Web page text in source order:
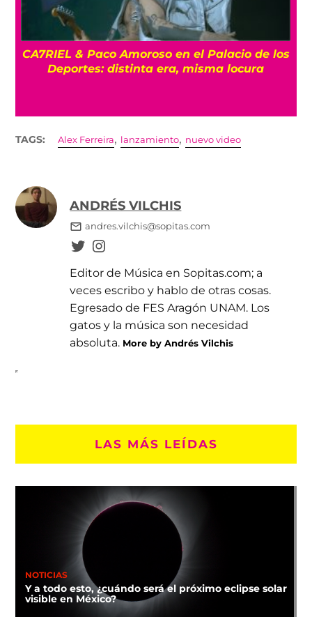
CA7RIEL & Paco Amoroso en el Palacio de los
Deportes: distinta era, misma locura
TAGS: Alex Ferreira, lanzamiento, nuevo video
ANDRÉS VILCHIS
andres.vilchis@sopitas.com
Editor de Música en Sopitas.com; a
veces escribo y hablo de otras cosas.
Egresado de FES Aragón UNAM. Los
gatos y la música son necesidad
absoluta. More by Andrés Vilchis
LAS MÁS LEÍDAS
NOTICIAS
Y a todo esto, ¿cuándo será el próximo eclipse solar
visible en México?